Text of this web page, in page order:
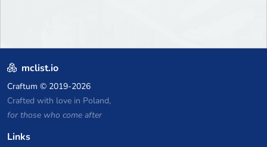
mclist.io
Craftum © 2019-2026
Crafted with love in Poland,
for those who come after
Links